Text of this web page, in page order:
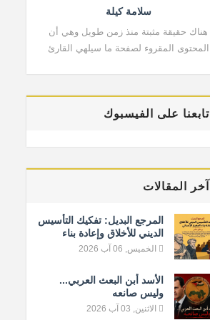
سلامة كيلة
هناك حقيقة مثبتة منذ زمن طويل وهي أن
المحتوى المقروء لصفحة ما سيلهي القارئ
تابعنا على الفيسبوك
آخر المقالات
المرجع البديل: تفكيك التأسيس
الديني للأخلاق وإعادة بناء
المعيار الإنساني
الخميس, 06 آب 2026
الأسد أبن البعث العربي...
وليس صانعه
الاثنين, 03 آب 2026